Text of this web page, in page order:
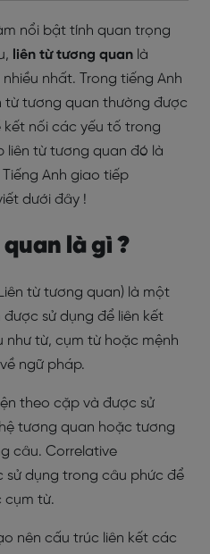
nổi bật tính quan trọng
liên từ tương quan là
nhất. Trong tiếng Anh
từ tương quan thường được
nối các yếu tố trong
liên từ tương quan đó là
Anh giao tiếp
dưới đây !
là gì ?
từ tương quan) là một
sử dụng để liên kết
từ, cụm từ hoặc mệnh
ngữ pháp.
theo cặp và được sử
tương quan hoặc tương
câu. Correlative
dụng trong câu phức để
cụm từ.
nên cấu trúc liên kết các